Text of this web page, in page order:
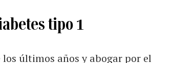
tipo 1
últimos años y abogar por el